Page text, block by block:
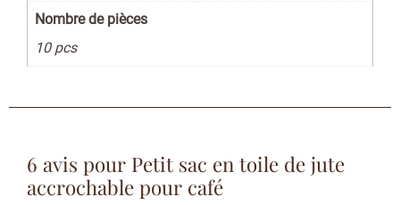
Nombre de pièces
10 pcs
6 avis pour Petit sac en toile de jute
accrochable pour café